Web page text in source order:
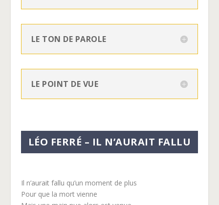
LE TON DE PAROLE
LE POINT DE VUE
LÉO FERRÉ – IL N’AURAIT FALLU
Il n’aurait fallu qu’un moment de plus
Pour que la mort vienne